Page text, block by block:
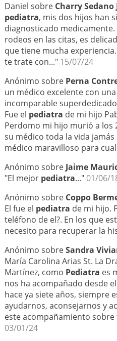
Daniel sobre Charry
pediatra, mis dos hijos han
diagnosticado medicamente.
rodeos en las citas, es
que tiene mucha
te trate con..." 15/07/24
Anónimo sobre Perna
un médico excelente con
incomparable
Fue el pediatra de mi hijo
Perdomo mi hijo murió a los
su médico toda la vida
médico maravilloso para
Anónimo sobreJaime
"El mejor pediatra..." 01/06/
Anónimo sobre Coppo
El fue el pediatra de mi hijo.
teléfono de el?. En los que
necesito para recuperar la
Anónimo sobreSandra
María Carolina Arias St. La
Martínez, como Pediatra es
nos ha acompañado desde
hace ya siete años, siempre
ayudarnos, aconsejarnos y
este acompañamiento
03/01/24